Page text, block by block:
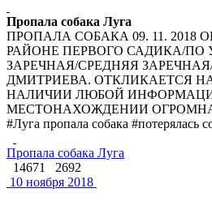
Пропала собака Луга
ПРОПАЛА СОБАКА 09. 11. 2018
РАЙОНЕ ПЕРВОГО САДИКА/ПО
ЗАРЕЧНАЯ/СРЕДНЯЯ
ДМИТРИЕВА. ОТКЛИКАЕТСЯ
НАЛИЧИИ ЛЮБОЙ
МЕСТОНАХОЖДЕНИИ
#Луга пропала собака #потерялась
Пропала собака Луга
14671
2692
10 ноября 2018